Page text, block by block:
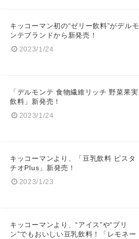
キッコーマン初の“ゼリー飲料”がデルモ
ンテブランドから新発売！
2023/1/24
「デルモンテ 食物繊維リッチ 野菜果実
飲料」新発売！
2023/1/24
キッコーマンより、「豆乳飲料 ピスタ
チオPlus」新発売！
2023/1/23
キッコーマンより、“アイス”や“プリ
ン”でもおいしい豆乳飲料！「レモネー
English